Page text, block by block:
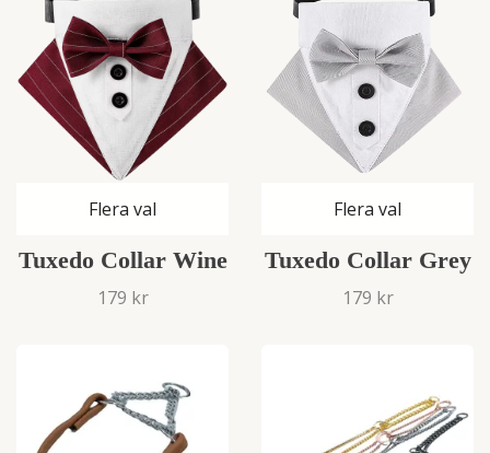
Flera val
Tuxedo Collar Wine
179 kr
Flera val
Tuxedo Collar Grey
179 kr